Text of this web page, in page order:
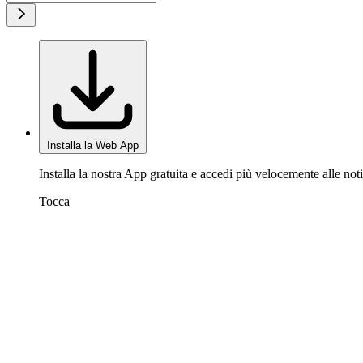
Installa la Web App
Installa la nostra App gratuita e accedi più velocemente alle
Tocca